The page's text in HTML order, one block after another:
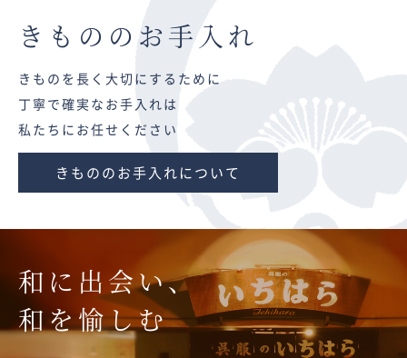
きものの お手入れ
きものを長く大切にするために
丁寧で確実なお手入れは
私たちにお任せください
きもののお手入れについて
和に出会い、
和を愉しむ